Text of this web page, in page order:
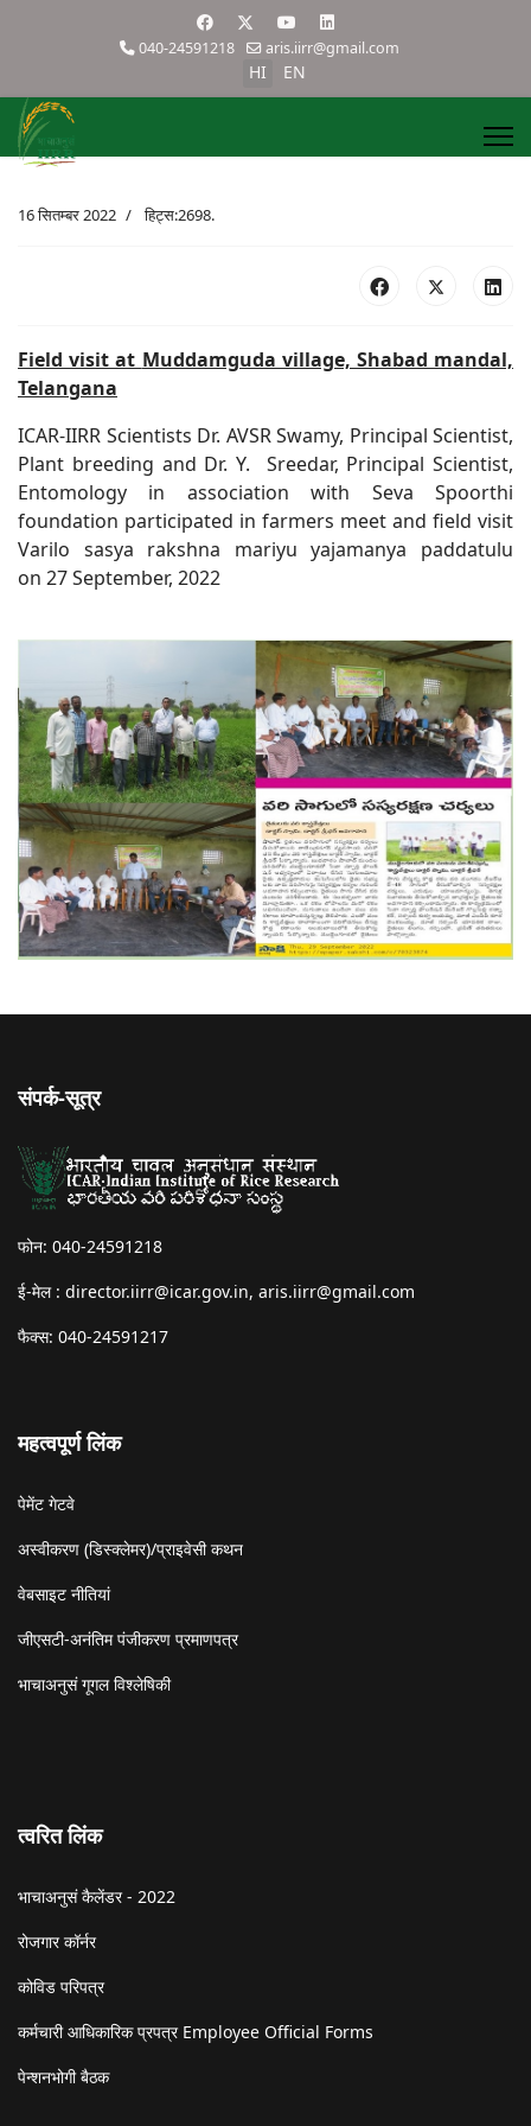
040-24591218 aris.iirr@gmail.com
HI EN
16 सितम्बर 2022 हिट्स:2698.
Field visit at Muddamguda village, Shabad mandal,
Telangana
ICAR-IIRR Scientists Dr. AVSR Swamy, Principal Scientist,
Plant breeding and Dr. Y. Sreedar, Principal Scientist,
Entomology in association with Seva Spoorthi
foundation participated in farmers meet and field visit
Varilo sasya rakshna mariyu yajamanya paddatulu
on 27 September, 2022
संपर्क-सूत्र
फोन: 040-24591218
ई-मेल : director.iirr@icar.gov.in, aris.iirr@gmail.com
फैक्स: 040-24591217
महत्वपूर्ण लिंक
पेमेंट गेटवे
अस्वीकरण (डिस्क्लेमर)/प्राइवेसी कथन
वेबसाइट नीतियां
जीएसटी-अनंतिम पंजीकरण प्रमाणपत्र
भाचाअनुसं गूगल विश्लेषिकी
त्वरित लिंक
भाचाअनुसं कैलेंडर - 2022
रोजगार कॉर्नर
कोविड परिपत्र
कर्मचारी आधिकारिक प्रपत्र Employee Official Forms
पेन्शनभोगी बैठक